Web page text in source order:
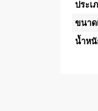
ประเ
ขนาด
น้ำห